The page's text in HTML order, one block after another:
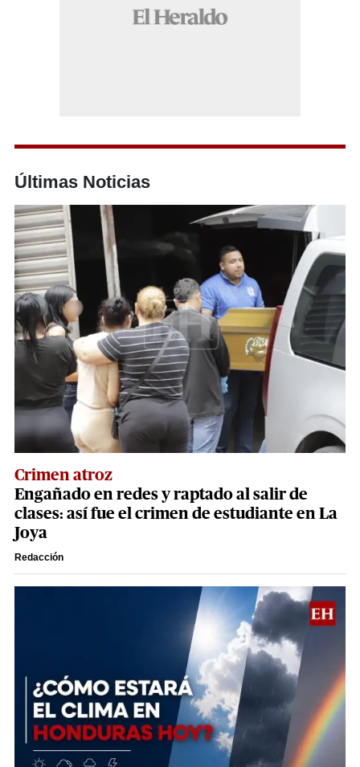
Últimas Noticias
Crimen atroz
Engañado en redes y raptado al salir de
clases: así fue el crimen de estudiante en La
Joya
Redacción